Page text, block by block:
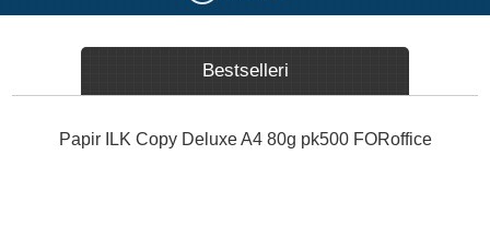
Bestselleri
Papir ILK Copy Deluxe A4 80g pk500 FORoffice